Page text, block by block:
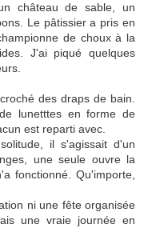
château de sable, un
Le pâtissier a pris en
de choux à la
J'ai piqué quelques
des draps de bain.
lunetttes en forme de
est reparti avec.
il s'agissait d'un
une seule ouvre la
fonctionné. Qu'importe,
ni une fête organisée
une vraie journée en